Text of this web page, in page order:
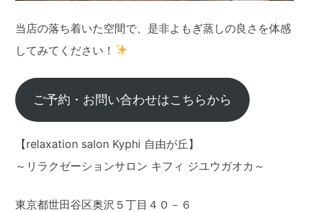
当店の落ち着いた空間で、是非よもぎ蒸しの良さを体感
してみてください！
ご予約・お問い合わせはこちらから
【relaxation salon Kyphi 自由が丘】
～リラクゼーションサロン キフィ ジユウガオカ～
東京都世田谷区奥沢５丁目４０－６